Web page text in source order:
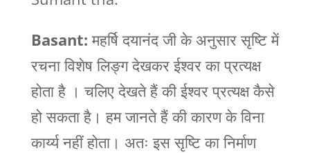
Basant: महर्षि दयानंद जी के अनुसार सृष्टि में
रचना विशेष लिङ्ग देखकर ईश्वर का प्रत्यक्ष
होता है । चलिए देखते हैं की ईश्वर प्रत्यक्ष कैसे
हो सकता है। हम जानते हैं की कारण के विना
कार्य्य नहीं होता। अतः इस सृष्टि का निर्माण